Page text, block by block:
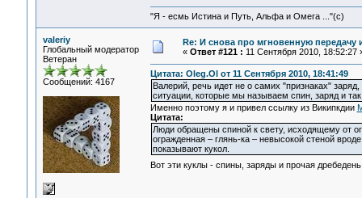
"Я - есмь Истина и Путь, Альфа и Омега ..."(с)
valeriy
Глобальный модератор
Ветеран
Сообщений: 4167
Re: И снова про мгновенную
« Ответ #121 : 11 Сентября 2010, 18:52:27
Цитата: Oleg.Ol от 11 Сентября 2010, 18:41:49
Валерий, речь идет не о самих "признаках"
ситуации, которые мы называем спин, заряд и
Именно поэтому я и привел ссылку из Википкдии
Цитата:
Люди обращены спиной к свету, исходящему от
огражденная – глянь-ка – невысокой стеной
показывают кукол.
Вот эти куклы - спины, заряды и прочая